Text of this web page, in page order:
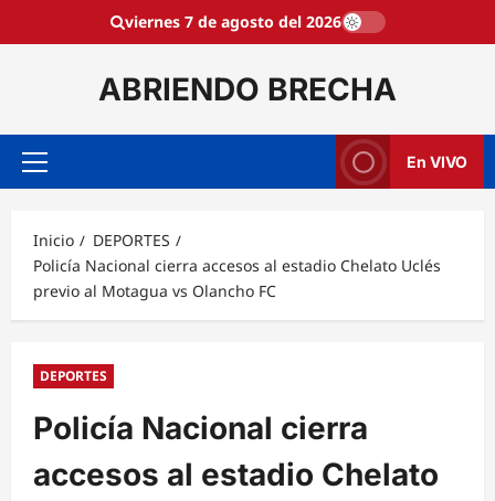
viernes 7 de agosto del 2026
ABRIENDO BRECHA
Menú
En VIVO
Inicio
DEPORTES
Policía Nacional cierra accesos al estadio Chelato Uclés
previo al Motagua vs Olancho FC
DEPORTES
Policía Nacional cierra
accesos al estadio Chelato